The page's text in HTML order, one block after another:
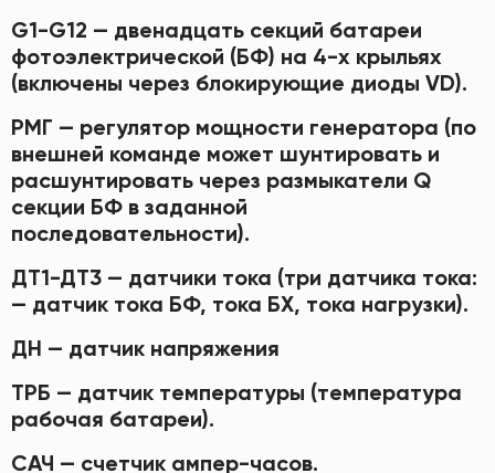
G1-G12 — двенадцать секций батареи
фотоэлектрической (БФ) на 4-х крыльях
(включены через блокирующие диоды VD).
РМГ — регулятор мощности генератора (по
внешней команде может шунтировать и
расшунтировать через размыкатели Q
секции БФ в заданной
последовательности).
ДТ1-ДТ3 — датчики тока (три датчика тока:
— датчик тока БФ, тока БХ, тока нагрузки).
ДН — датчик напряжения
ТРБ — датчик температуры (температура
рабочая батареи).
САЧ — счетчик ампер-часов.